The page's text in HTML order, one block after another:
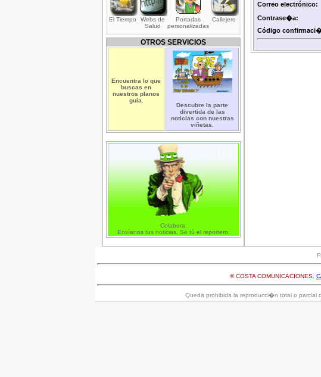
El Tiempo
Webs de
Salud
Portadas
personalizadas
Callejero
OTROS SERVICIOS
Encuentra lo que
buscas en
nuestros planos
guía.
Descubre la parte
divertida de las
noticias con nuestras
viñetas.
Colabora.
Envíanos tus noticias. Se tú el reportero.
Correo electrónico:
Contrase�a:
Código
© COSTA COMUNICACIONES.
Queda prohibida la reproducci�n total o parcial